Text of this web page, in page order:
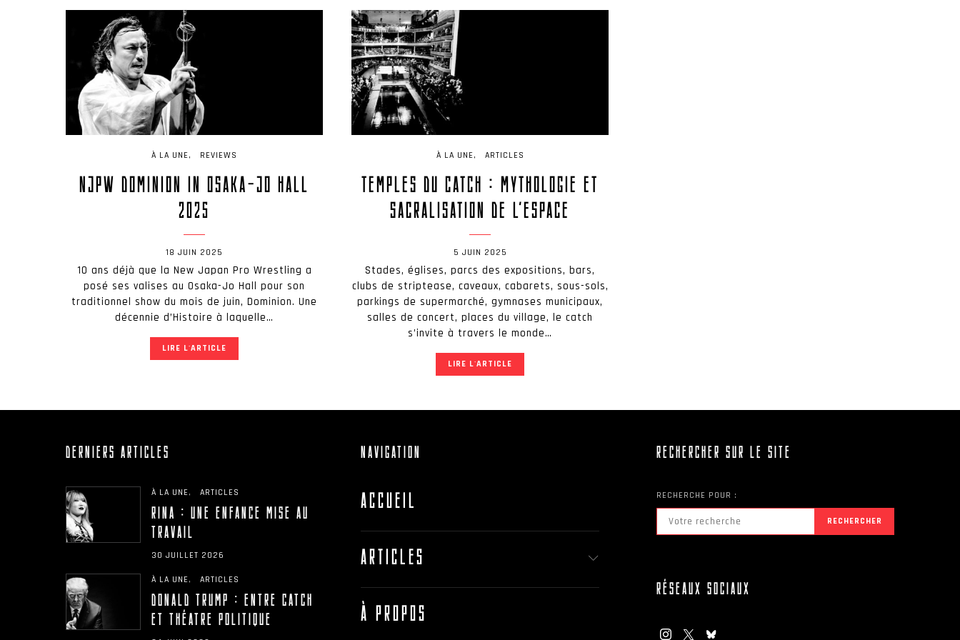
À LA UNE REVIEWS
NJPW DOMINION IN OSAKA-JO HALL
2025
18 JUIN 2025
10 ans déjà que la New Japan Pro Wrestling a
posé ses valises au Osaka-Jo Hall pour son
traditionnel show du mois de juin, Dominion. Une
décennie d’Histoire à laquelle…
LIRE L'ARTICLE
À LA UNE ARTICLES
TEMPLES DU CATCH : MYTHOLOGIE ET
SACRALISATION DE L’ESPACE
5 JUIN 2025
Stades, églises, parcs des expositions, bars,
clubs de striptease, caveaux, cabarets, sous-sols,
parkings de supermarché, gymnases municipaux,
salles de concert, places du village, le catch
s’invite à travers le monde…
LIRE L'ARTICLE
DERNIERS ARTICLES
À LA UNE ARTICLES
RINA : UNE ENFANCE MISE AU
TRAVAIL
30 JUILLET 2026
À LA UNE ARTICLES
DONALD TRUMP : ENTRE CATCH
ET THÉÂTRE POLITIQUE
NAVIGATION
ACCUEIL
ARTICLES
À PROPOS
RECHERCHER SUR LE SITE
RECHERCHE POUR :
RECHERCHER
RÉSEAUX SOCIAUX